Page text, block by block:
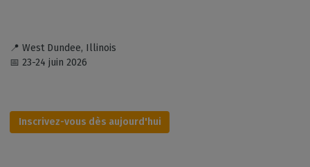
📍 West Dundee, Illinois
📅 23-24 juin 2026
Inscrivez-vous dès aujourd'hui